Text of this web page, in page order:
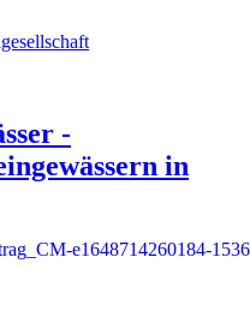
-
in